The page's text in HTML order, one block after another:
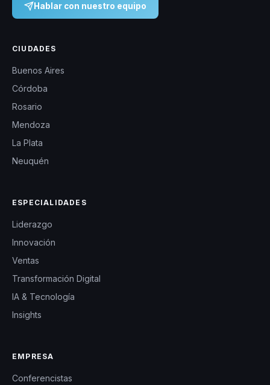
Hablar con nuestro equipo
CIUDADES
Buenos Aires
Córdoba
Rosario
Mendoza
La Plata
Neuquén
ESPECIALIDADES
Liderazgo
Innovación
Ventas
Transformación Digital
IA & Tecnología
Insights
EMPRESA
Conferencistas